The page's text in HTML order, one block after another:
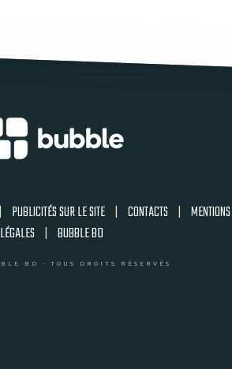
| PUBLICITÉS SUR LE SITE | CONTACTS | MENTIONS
LÉGALES | BUBBLE BD
BD - TOUS DROITS RÉSERVÉS